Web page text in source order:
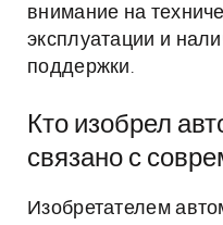
внимание на
эксплуатации и
поддержки.
Кто изобрел
связано с
Изобретателем